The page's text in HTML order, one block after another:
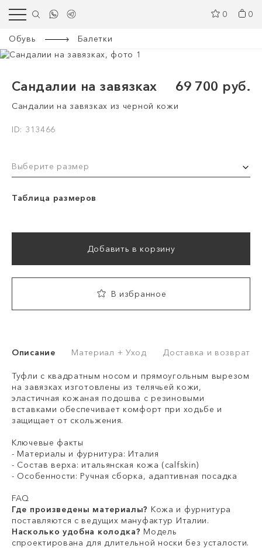
0 0
Обувь Балетки
Сандалии на завязках 69 700 руб.
Сандалии на завязках из черной кожи
ID: 313466
Выберите размер
Таблица размеров
Добавить в корзину
В избранное
Описание Материал + Уход Доставка и возврат
Туфли с квадратным носом и прямоугольным вырезом
на завязках изготовлены из телячьей кожи,
эластичная кожаная подошва с резиновыми
вставками обеспечивает комфорт при ходьбе и
защищает от скольжения.
Ключевые факты
- Материалы и фурнитура: Италия
- Состав верха: итальянская кожа (calfskin)
- Особенности: Ручная сборка, адаптивная посадка
FAQ
Где произведены материалы? Кожа и фурнитура
поставляются с ведущих мануфактур Италии.
Насколько удобна колодка? Модель
спроектирована для длительной носки без усталости.